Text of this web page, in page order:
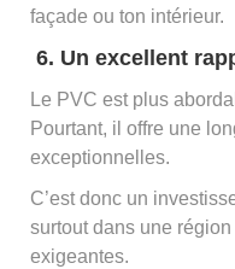
façade ou ton intérieur.
6. Un excellent
Le PVC est plus
Pourtant, il offre une
exceptionnelles.
C’est donc un
surtout dans une
exigeantes.